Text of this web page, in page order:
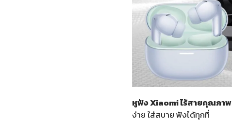
หูฟัง Xiaomi ไร้สายคุณภาพ
ง่าย ใส่สบาย ฟังได้ทุกที่